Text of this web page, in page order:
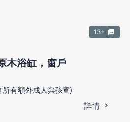
13+
木浴缸，窗戶
有額外成人與孩童)
詳情